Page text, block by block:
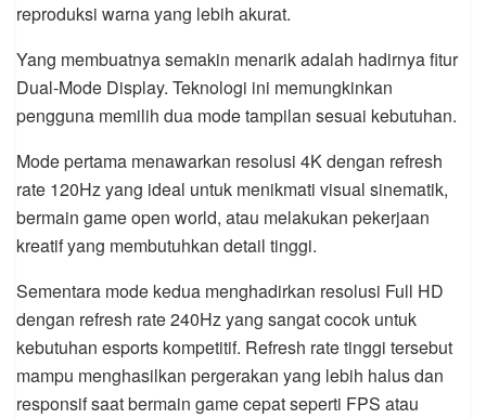
reproduksi warna yang lebih akurat.
Yang membuatnya semakin menarik adalah hadirnya fitur
Dual-Mode Display. Teknologi ini memungkinkan
pengguna memilih dua mode tampilan sesuai kebutuhan.
Mode pertama menawarkan resolusi 4K dengan refresh
rate 120Hz yang ideal untuk menikmati visual sinematik,
bermain game open world, atau melakukan pekerjaan
kreatif yang membutuhkan detail tinggi.
Sementara mode kedua menghadirkan resolusi Full HD
dengan refresh rate 240Hz yang sangat cocok untuk
kebutuhan esports kompetitif. Refresh rate tinggi tersebut
mampu menghasilkan pergerakan yang lebih halus dan
responsif saat bermain game cepat seperti FPS atau